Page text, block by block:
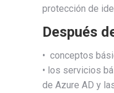
protección de
Después
• conceptos
• los servicios
de Azure AD y